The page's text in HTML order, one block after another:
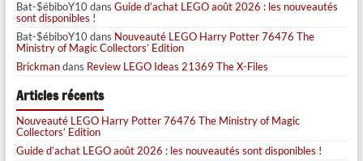
Bat-$ébiboY10dans Guide d’achat LEGO août 2026 : les nouveautés
sont disponibles !
Bat-$ébiboY10dans Nouveauté LEGO Harry Potter 76476 The
Ministry of Magic Collectors’ Edition
Brickmandans Review LEGO Ideas 21369 The X-Files
Articles récents
Nouveauté LEGO Harry Potter 76476 The Ministry of Magic
Collectors’ Edition
Guide d’achat LEGO août 2026 : les nouveautés sont disponibles !